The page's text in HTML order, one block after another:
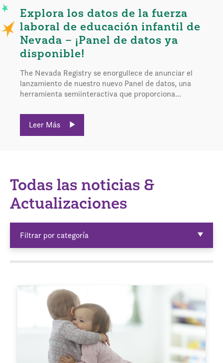
Explora los datos de la fuerza
laboral de educación infantil de
Nevada – ¡Panel de datos ya
disponible!
The Nevada Registry se enorgullece de anunciar el
lanzamiento de nuestro nuevo Panel de datos, una
herramienta semiinteractiva que proporciona...
Leer Más
Todas las noticias &
Actualizaciones
Filtrar por categoría